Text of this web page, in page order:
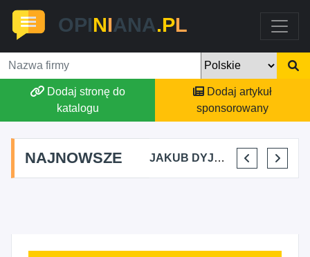
OPINIANA.PL
Dodaj stronę do
katalogu
Dodaj artykuł
sponsorowany
NAJNOWSZE
MARTA BRACHA JAKUB DYJAKIEWICZ POLISH LODA ELENA MAKARCHIK